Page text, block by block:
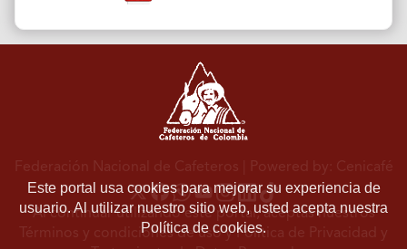
Este portal usa cookies para mejorar su experiencia de
usuario. Al utilizar nuestro sitio web, usted acepta nuestra
Política de cookies.
Federación Nacional de Cafeteros | Powered by: Cenicafé
Al continuar utilizando este portal, aceptas nuestros
Términos y condiciones de usoyPolítica de Privacidad y